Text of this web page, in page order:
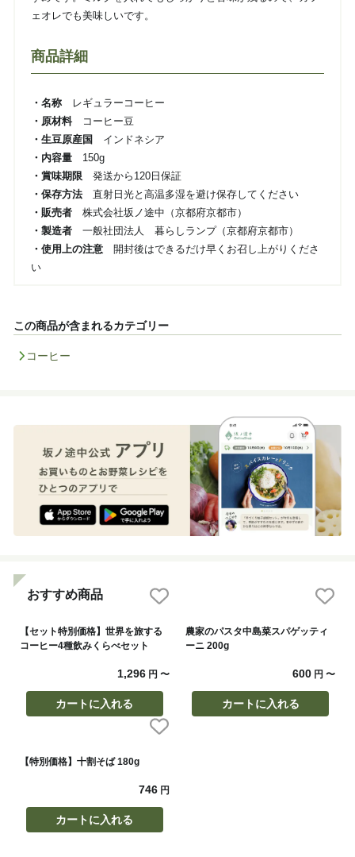
ェオレでも美味しいです。
商品詳細
・名称レギュラーコーヒー
・原材料コーヒー豆
・生豆原産国
インドネシア
・内容量150g
・賞味期限 発送から120日保証
・保存方法直射日光と高温多湿を避け保存してください
・販売者株式会社坂ノ途中（京都府京都市）
・製造者一般社団法人 暮らしランプ（京都府京都市）
・使用上の注意開封後はできるだけ早くお召し上がりくださ
い
この商品が含まれるカテゴリー
コーヒー
おすすめ商品
【セット特別価格】世界を旅する
コーヒー4種飲みくらべセット
1,296円 〜
カートに入れる
農家のパスタ中島菜スパゲッティ
ーニ 200g
600 円〜
カートに入れる
【特別価格】十割そば 180g
746円
カートに入れる